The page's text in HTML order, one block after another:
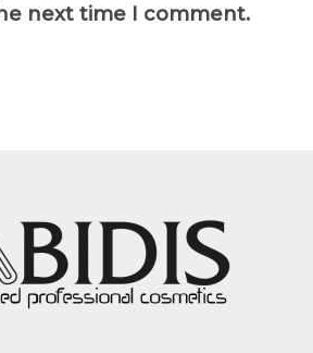
next time I comment.